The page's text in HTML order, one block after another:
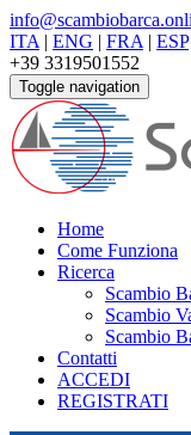
ITA | ENG | FRA | ESP
+39 3319501552
Toggle navigation
Home
Come Funziona
Ricerca
Scambio
Scambio
Scambio
Contatti
ACCEDI
REGISTRATI